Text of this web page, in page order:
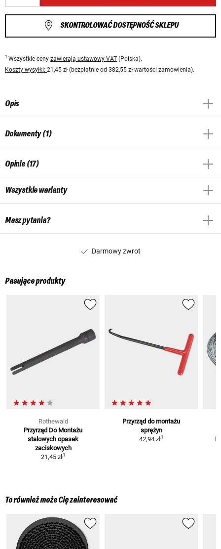
SKONTROLOWAĆ DOSTĘPNOŚĆ SKLEPU
1 Wszystkie ceny zawierają ustawowy VAT (Polska).
Koszty wysyłki: 21,45 zł (bezpłatnie od 382,55 zł wartości zamówienia).
Opis
Dokumenty (1)
Opinie (17)
Wszystkie warianty
Masz pytania?
Darmowy zwrot
Pasujące produkty
Rothewald
Przyrząd Do Montażu
stalowych opasek
zaciskowych
21,45 zł1
Przyrząd do montażu
sprężyn
42,94 zł1
To również może Cię zainteresować